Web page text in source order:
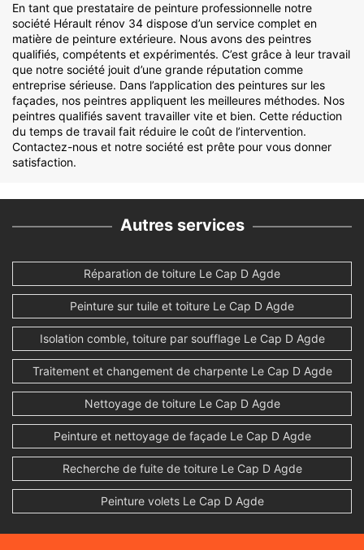
En tant que prestataire de peinture professionnelle notre
société Hérault rénov 34 dispose d’un service complet en
matière de peinture extérieure. Nous avons des peintres
qualifiés, compétents et expérimentés. C’est grâce à leur travail
que notre société jouit d’une grande réputation comme
entreprise sérieuse. Dans l’application des peintures sur les
façades, nos peintres appliquent les meilleures méthodes. Nos
peintres qualifiés savent travailler vite et bien. Cette réduction
du temps de travail fait réduire le coût de l’intervention.
Contactez-nous et notre société est prête pour vous donner
satisfaction.
Autres services
Réparation de toiture Le Cap D Agde
Peinture sur tuile et toiture Le Cap D Agde
Isolation comble, toiture par soufflage Le Cap D Agde
Traitement et changement de charpente Le Cap D Agde
Nettoyage de toiture Le Cap D Agde
Peinture et nettoyage de façade Le Cap D Agde
Recherche de fuite de toiture Le Cap D Agde
Peinture volets Le Cap D Agde